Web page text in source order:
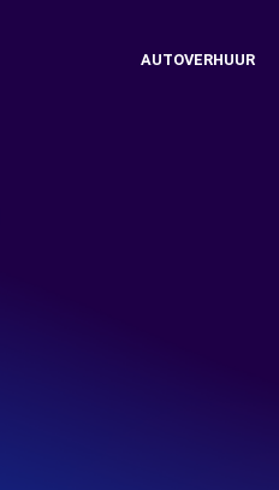
AUTOVERHUUR